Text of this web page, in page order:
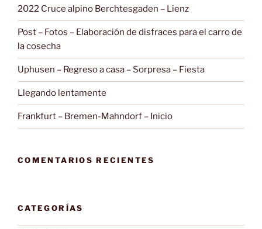
2022 Cruce alpino Berchtesgaden – Lienz
Post – Fotos – Elaboración de disfraces para el carro de
la cosecha
Uphusen – Regreso a casa – Sorpresa – Fiesta
Llegando lentamente
Frankfurt – Bremen-Mahndorf – Inicio
COMENTARIOS RECIENTES
CATEGORÍAS